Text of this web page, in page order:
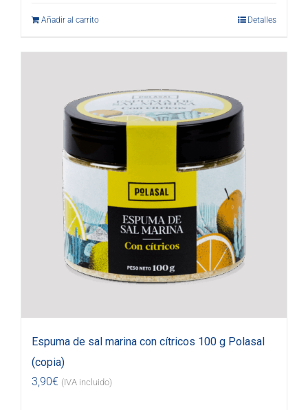
Añadir al carrito Detalles
Espuma de sal marina con cítricos 100 g Polasal
(copia)
3,90€ (IVA incluido)